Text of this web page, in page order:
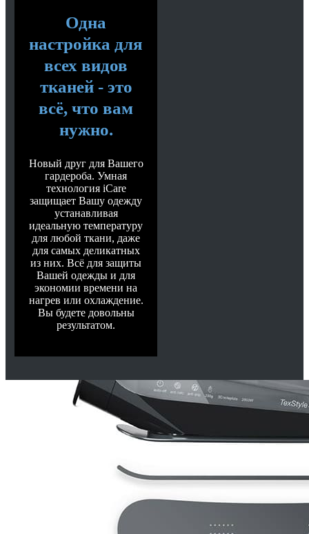
Одна
настройка для
всех видов
тканей - это
всё, что вам
нужно.
Новый друг для Вашего
гардероба. Умная
технология iCare
защищает Вашу одежду
устанавливая
идеальную температуру
для любой ткани, даже
для самых деликатных
из них. Всё для защиты
Вашей одежды и для
экономии времени на
нагрев или охлаждение.
Вы будете довольны
результатом.